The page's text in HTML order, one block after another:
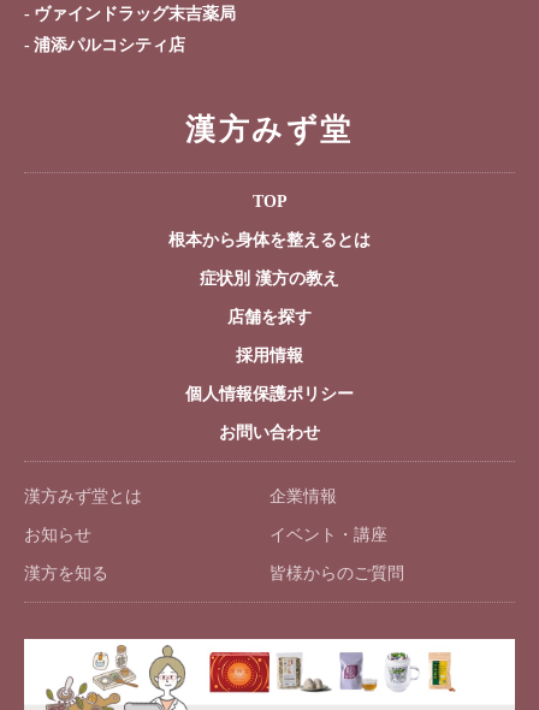
ヴァインドラッグ末吉薬局
浦添パルコシティ店
漢方みず堂
TOP
根本から身体を整えるとは
症状別 漢方の教え
店舗を探す
採用情報
個人情報保護ポリシー
お問い合わせ
漢方みず堂とは 企業情報
お知らせ イベント・講座
漢方を知る 皆様からのご質問